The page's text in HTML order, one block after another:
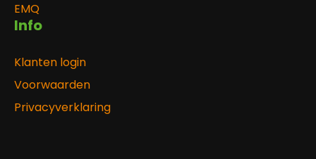
EMQ
Info
Klanten login
Voorwaarden
Privacyverklaring